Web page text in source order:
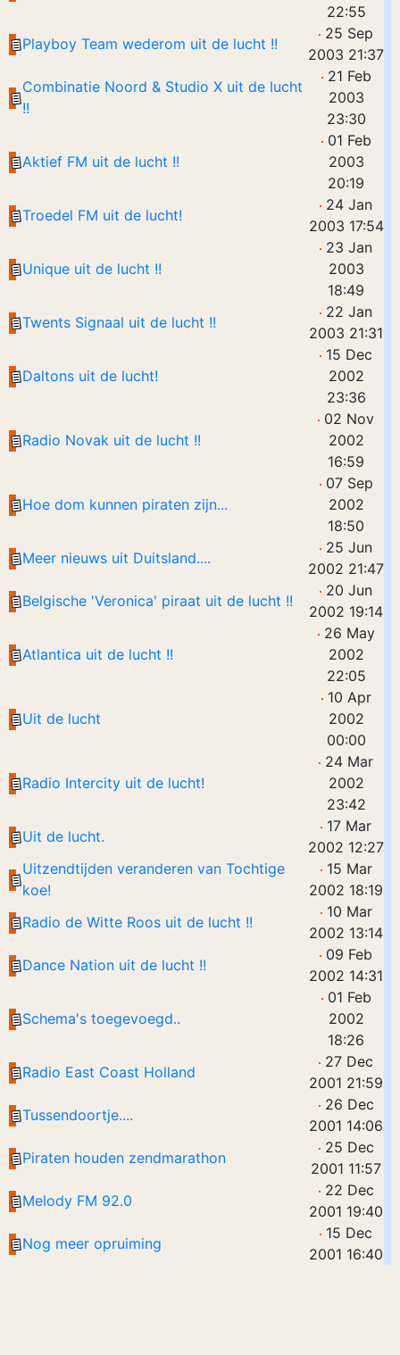
22:55
Playboy Team wederom uit de lucht !!
25 Sep
2003 21:37
Combinatie Noord & Studio X uit de lucht
!!
21 Feb
2003
23:30
Aktief FM uit de lucht !!
01 Feb
2003
20:19
Troedel FM uit de lucht!
24 Jan
2003 17:54
Unique uit de lucht !!
23 Jan
2003
18:49
Twents Signaal uit de lucht !!
22 Jan
2003 21:31
Daltons uit de lucht!
15 Dec
2002
23:36
Radio Novak uit de lucht !!
02 Nov
2002
16:59
Hoe dom kunnen piraten zijn...
07 Sep
2002
18:50
Meer nieuws uit Duitsland....
25 Jun
2002 21:47
Belgische 'Veronica' piraat uit de lucht !!
20 Jun
2002 19:14
Atlantica uit de lucht !!
26 May
2002
22:05
Uit de lucht
10 Apr
2002
00:00
Radio Intercity uit de lucht!
24 Mar
2002
23:42
Uit de lucht.
17 Mar
2002 12:27
Uitzendtijden veranderen van Tochtige
koe!
15 Mar
2002 18:19
Radio de Witte Roos uit de lucht !!
10 Mar
2002 13:14
Dance Nation uit de lucht !!
09 Feb
2002 14:31
Schema's toegevoegd..
01 Feb
2002
18:26
Radio East Coast Holland
27 Dec
2001 21:59
Tussendoortje....
26 Dec
2001 14:06
Piraten houden zendmarathon
25 Dec
2001 11:57
Melody FM 92.0
22 Dec
2001 19:40
Nog meer opruiming
15 Dec
2001 16:40